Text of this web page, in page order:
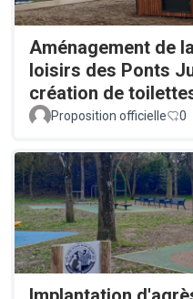
Aménagement de
loisirs des Ponts
création de
Proposition officielle 0